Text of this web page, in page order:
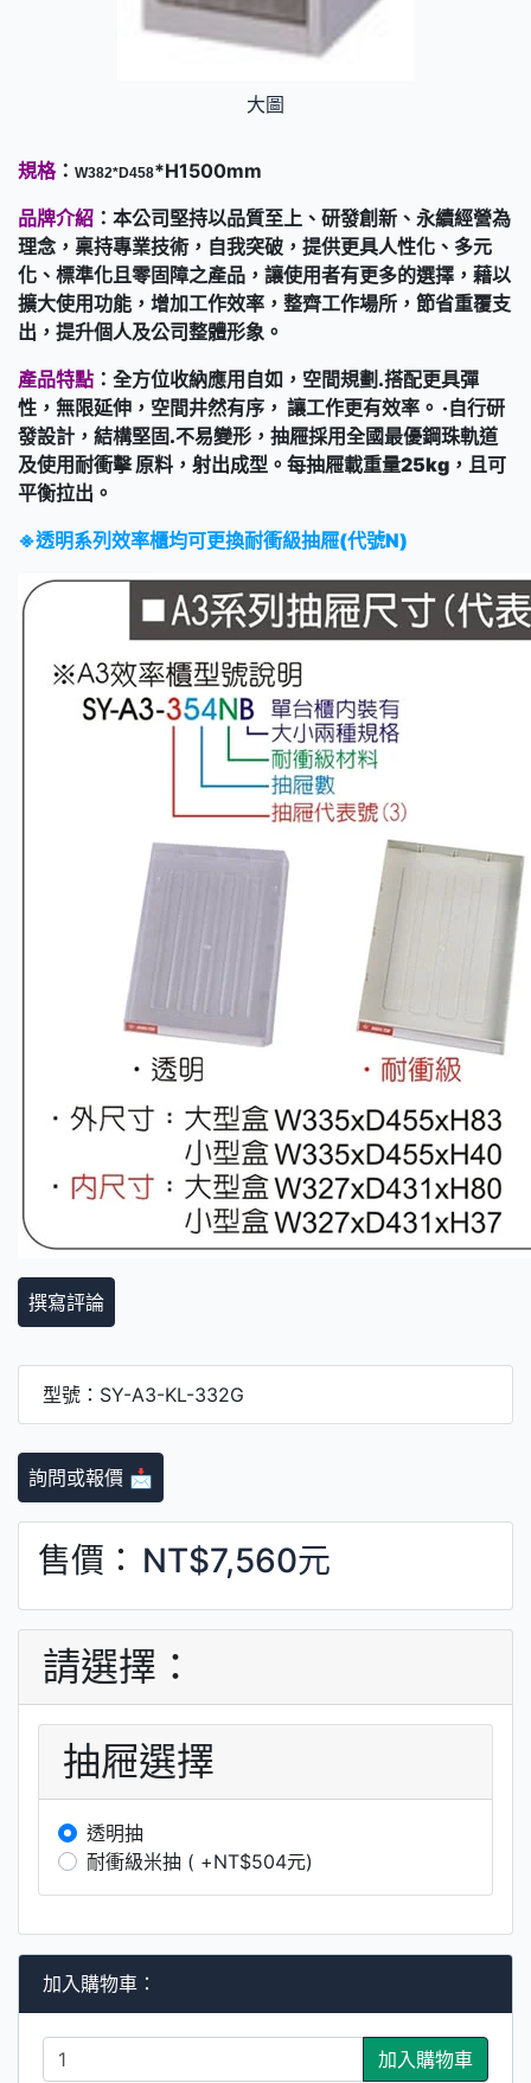
大圖
規格： W382*D458*H1500mm
品牌介紹 ：本公司堅持以品質至上、研發創新、永續經營為
理念，稟持專業技術，自我突破，提供更具人性化、多元
化、標準化且零固障之產品，讓使用者有更多的選擇，藉以
擴大使用功能，增加工作效率，整齊工作場所，節省重覆支
出，提升個人及公司整體形象。
產品特點 ：全方位收納應用自如，空間規劃.搭配更具彈
性，無限延伸，空間井然有序， 讓工作更有效率。 ‧自行研
發設計，結構堅固.不易變形，抽屜採用全國最優鋼珠軌道
及使用耐衝擊 原料，射出成型。每抽屜載重量25kg，且可
平衡拉出。
※透明系列效率櫃均可更換耐衝級抽屜(代號N)
撰寫評論
型號：SY-A3-KL-332G
詢問或報價 📩
售價： NT$7,560元
請選擇：
抽屜選擇
透明抽
耐衝級米抽 ( +NT$504元)
加入購物車：
加入購物車